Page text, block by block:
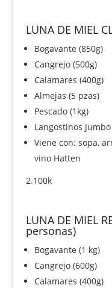
LUNA DE MIEL
Bogavante (850g)
Cangrejo (500g)
Calamares (400g)
Almejas (5 pzas)
Pescado (1kg)
Langostinos
Viene con: sopa,
vino Hatten
2.100k
LUNA DE MIEL
personas)
Bogavante (1 kg)
Cangrejo (600g)
Calamares (400g)